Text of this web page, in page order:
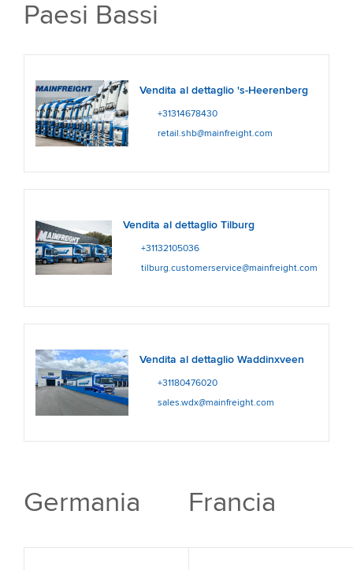
Paesi Bassi
Vendita al dettaglio 's-Heerenberg
+31314678430
retail.shb@mainfreight.com
Vendita al dettaglio Tilburg
+31132105036
tilburg.customerservice@mainfreight.com
Vendita al dettaglio Waddinxveen
+31180476020
sales.wdx@mainfreight.com
Germania Francia